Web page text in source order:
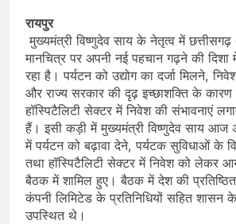
रायपुर
मुख्यमंत्री विष्णुदेव साय के नेतृत्व में
मानचित्र पर अपनी नई पहचान गढ़ने की
रहा है। पर्यटन को उद्योग का दर्जा मिलने,
और राज्य सरकार की दृढ़ इच्छाशक्ति के कारण
हॉस्पिटैलिटी सेक्टर में निवेश की संभावनाएं
हैं। इसी कड़ी में मुख्यमंत्री विष्णुदेव साय आज
में पर्यटन को बढ़ावा देने, पर्यटक सुविधाओं के
तथा हॉस्पिटैलिटी सेक्टर में निवेश को लेकर
बैठक में शामिल हुए। बैठक में देश की
कंपनी लिमिटेड के प्रतिनिधियों सहित शासन के
उपस्थित थे।